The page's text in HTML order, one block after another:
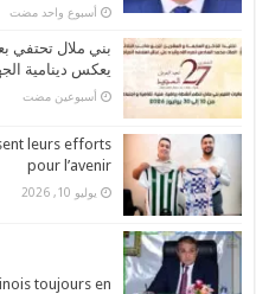
‏أسبوع واحد مضت
بني ملال تحتفي
يعكس دينامية
‏أسبوعين مضت
leurs efforts
pour l’avenir
يوليو 10, 2026
toujours en